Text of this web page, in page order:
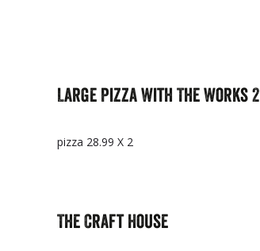
Large Pizza With The Works 2
pizza 28.99 X 2
The Craft House